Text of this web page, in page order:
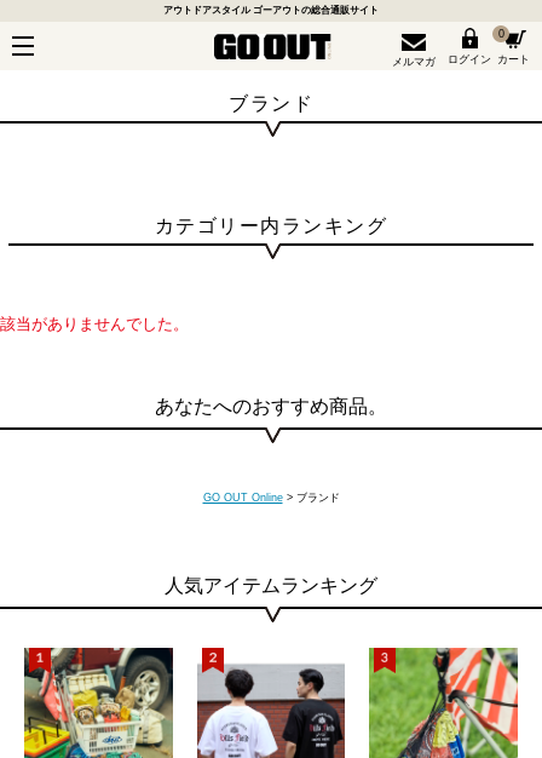
アウトドアスタイル ゴーアウトの総合通販サイト
メルマガ ログイン
0
カート
ブランド
カテゴリー内ランキング
該当がありませんでした。
あなたへのおすすめ商品。
GO OUT Online > ブランド
人気アイテムランキング